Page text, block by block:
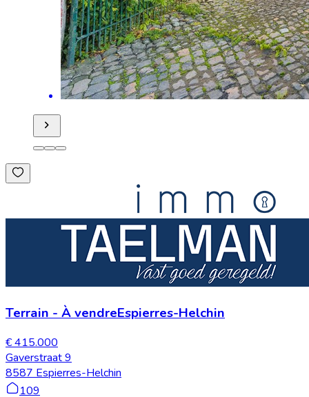
Terrain - À vendreEspierres-Helchin
€ 415.000
Gaverstraat 9
8587 Espierres-Helchin
109